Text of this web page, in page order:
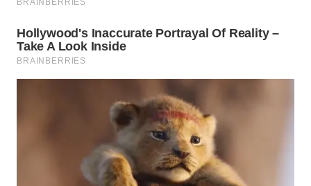
Se você gosta de aventura, não pode deixar de
experimentar o kitesurf ou windsurf. Escolas
locais oferecem aulas para iniciantes e alugam
equipamentos.
Onde se hospedar em São Miguel do
A cidade oferece opções de hospedagem que
atendem a diferentes perfis e orçamentos. Você
pode escolher entre pousadas charmosas, hotéis à